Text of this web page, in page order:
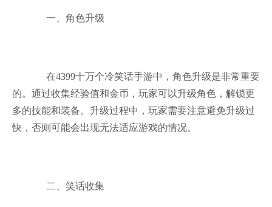
一、角色升级
在4399十万个冷笑话手游中，角色升级是非常重要
的。通过收集经验值和金币，玩家可以升级角色，解锁更
多的技能和装备。升级过程中，玩家需要注意避免升级过
快，否则可能会出现无法适应游戏的情况。
二、笑话收集